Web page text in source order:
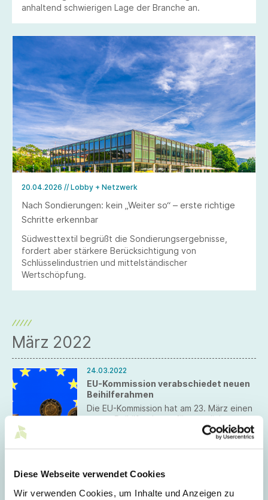
Diese Webseite verwendet Cookies
Wir verwenden Cookies, um Inhalte und Anzeigen zu
anhaltend schwierigen Lage der Branche an.
20.04.2026 // Lobby + Netzwerk
Nach Sondierungen: kein „Weiter so“ – erste richtige
Schritte erkennbar
Südwesttextil begrüßt die Sondierungsergebnisse,
fordert aber stärkere Berücksichtigung von
Schlüsselindustrien und mittelständischer
Wertschöpfung.
März 2022
24.03.2022
EU-Kommission verabschiedet neuen
Beihilferahmen
Die EU-Kommission hat am 23. März einen
neuen Beihilferahmen für staatliche
Maßnahmen zur Stützung der Wirtschaft
infolge der Russland-Ukraine-Krise
veröffentlicht und damit den
Ende 2022 erweitert.
Zügige Entlastung gefordert
Textil- und Modeindustrie appelliert an